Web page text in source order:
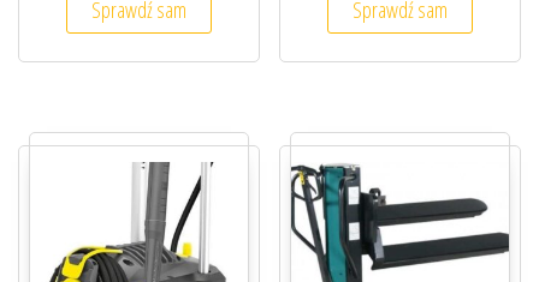
Sprawdź sam Sprawdź sam